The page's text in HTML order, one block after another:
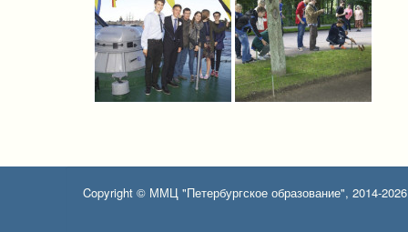
Copyright © ММЦ "Петербургское образование", 2014-